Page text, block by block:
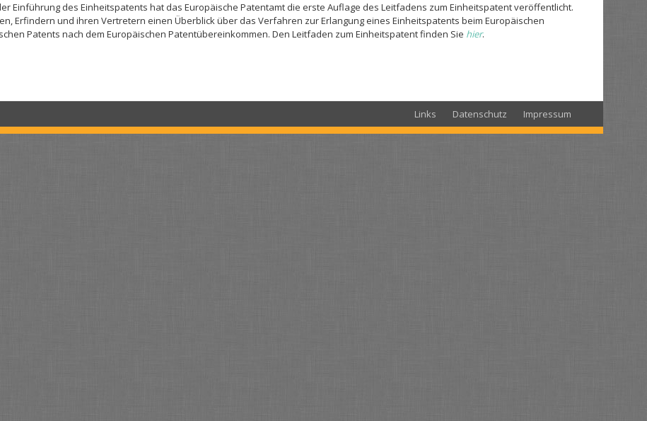
Einführung des Einheitspatents hat das Europäische Patentamt die erste Auflage des Leitfadens zum Einheitspatent veröffentlicht.
Erfindern und ihren Vertretern einen Überblick über das Verfahren zur Erlangung eines Einheitspatents beim Europäischen
Patents nach dem Europäischen Patentübereinkommen. Den Leitfaden zum Einheitspatent finden Sie hier.
Links Datenschutz Impressum